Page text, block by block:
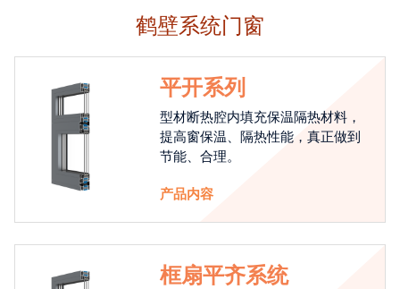
鹤壁系统门窗
平开系列
型材断热腔内填充保温隔热材料，
提高窗保温、隔热性能，真正做到
节能、合理。
产品内容
框扇平齐系统